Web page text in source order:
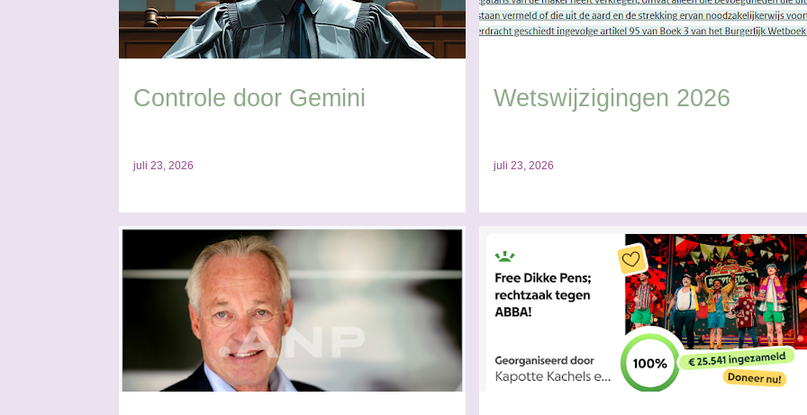
s
Controle door Gemini
juli 23, 2026
Wetswijzigingen 2026
juli 23, 2026
AUTEURSWET FAIR LICENSING
PORTRETRECHT
AUTEURSWET MUZIEK PARODIE VERMINKING